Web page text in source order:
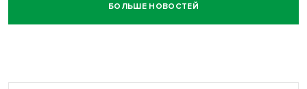
Честный выбор: видеонаблюдение обеспечит
объективность результатов ЕДГ в Новосибирской
БОЛЬШЕ НОВОСТЕЙ